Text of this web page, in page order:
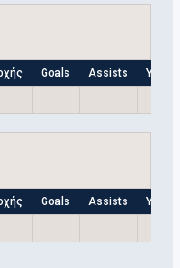
Goals Assists
Goals Assists